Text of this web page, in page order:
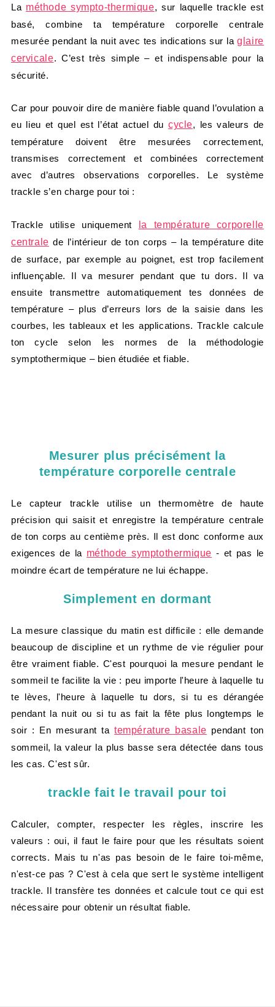
La méthode sympto-thermique, sur laquelle trackle est
basé, combine ta température corporelle centrale
mesurée pendant la nuit avec tes indications sur laglaire
cervicale. C’est très simple – et indispensable pour la
sécurité.
Car pour pouvoir dire de manière fiable quand l’ovulation a
eu lieu et quel est l’état actuel du cycle, les valeurs de
température doivent être mesurées correctement,
transmises correctement et combinées correctement
avec d’autres observations corporelles. Le système
trackle s’en charge pour toi :
Trackle utilise uniquement
la température corporelle
centrale de l’intérieur de ton corps – la température dite
de surface, par exemple au poignet, est trop facilement
influençable. Il va mesurer pendant que tu dors. Il va
ensuite transmettre automatiquement tes données de
température – plus d’erreurs lors de la saisie dans les
courbes, les tableaux et les applications. Trackle calcule
ton cycle selon les normes de la méthodologie
symptothermique – bien étudiée et fiable.
Mesurer plus précisément la
température corporelle centrale
Le capteur trackle utilise un thermomètre de haute
précision qui saisit et enregistre la température centrale
de ton corps au centième près. Il est donc conforme aux
exigences de la méthode symptothermique - et pas le
moindre écart de température ne lui échappe.
Simplement en dormant
La mesure classique du matin est difficile : elle demande
beaucoup de discipline et un rythme de vie régulier pour
être vraiment fiable. C'est pourquoi la mesure pendant le
sommeil te facilite la vie : peu importe l'heure à laquelle tu
te lèves, l'heure à laquelle tu dors, si tu es dérangée
pendant la nuit ou si tu as fait la fête plus longtemps le
soir : En mesurant tatempérature basale pendant ton
sommeil, la valeur la plus basse sera détectée dans tous
les cas. C'est sûr.
trackle fait le travail pour toi
Calculer, compter, respecter les règles, inscrire les
valeurs : oui, il faut le faire pour que les résultats soient
corrects. Mais tu n'as pas besoin de le faire toi-même,
n'est-ce pas ? C'est à cela que sert le système intelligent
trackle. Il transfère tes données et calcule tout ce qui est
nécessaire pour obtenir un résultat fiable.